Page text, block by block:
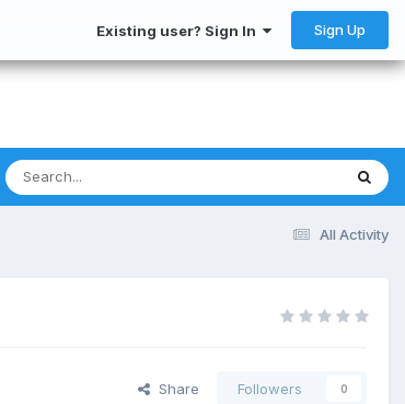
Existing user? Sign In Sign Up
All Activity
Share Followers 0